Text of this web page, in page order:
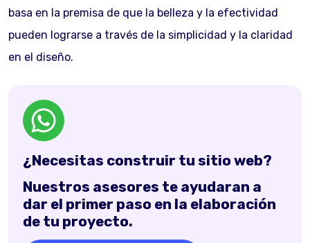
basa en la premisa de que la belleza y la efectividad
pueden lograrse a través de la simplicidad y la claridad
en el diseño.
¿Necesitas construir tu sitio web?
Nuestros asesores te ayudaran a
dar el primer paso en la elaboración
de tu proyecto.